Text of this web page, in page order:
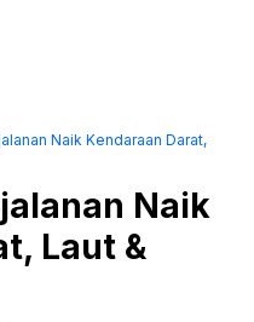
Naik Kendaraan Darat,
Naik
Laut &